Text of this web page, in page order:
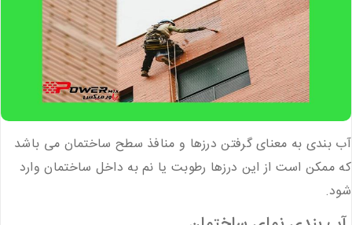
آب بندی به معنای گرفتن درزها و منافذ سطح ساختمان می باشد
که ممکن است از این درزها رطوبت یا نم به داخل ساختمان وارد
شود.